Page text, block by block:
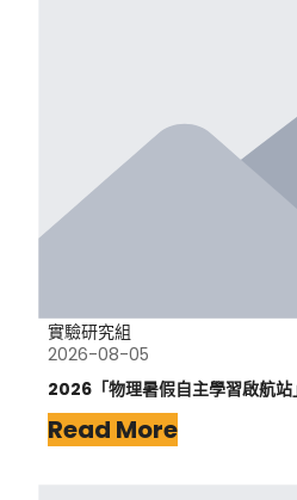
實驗研究組
2026-08-05
2026「物理暑假自主學習啟航
Read More